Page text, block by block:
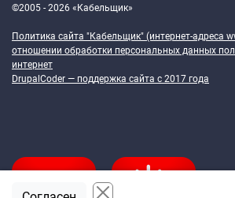
©2005 - 2026 «Кабельщик»
Политика сайта "Кабельщик" (интернет-адреса
отношении обработки персональных данных
интернет
DrupalCoder — поддержка сайта c 2017 года